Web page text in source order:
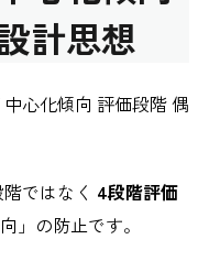
計思想
心化傾向 評価段階 偶
ではなく 4段階評価
」の防止です。